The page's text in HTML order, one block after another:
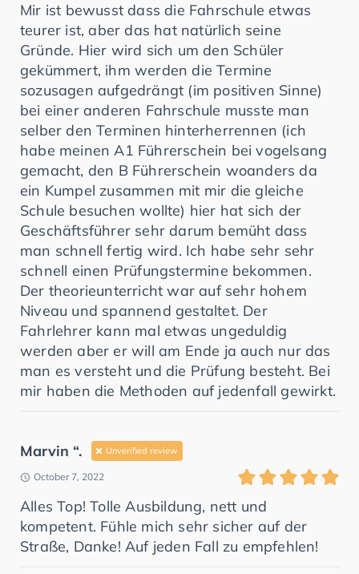
Mir ist bewusst dass die Fahrschule etwas
teurer ist, aber das hat natürlich seine
Gründe. Hier wird sich um den Schüler
gekümmert, ihm werden die Termine
sozusagen aufgedrängt (im positiven Sinne)
bei einer anderen Fahrschule musste man
selber den Terminen hinterherrennen (ich
habe meinen A1 Führerschein bei vogelsang
gemacht, den B Führerschein woanders da
ein Kumpel zusammen mit mir die gleiche
Schule besuchen wollte) hier hat sich der
Geschäftsführer sehr darum bemüht dass
man schnell fertig wird. Ich habe sehr sehr
schnell einen Prüfungstermine bekommen.
Der theorieunterricht war auf sehr hohem
Niveau und spannend gestaltet. Der
Fahrlehrer kann mal etwas ungeduldig
werden aber er will am Ende ja auch nur das
man es versteht und die Prüfung besteht. Bei
mir haben die Methoden auf jedenfall gewirkt.
Marvin “. Unverified review
October 7, 2022
Alles Top! Tolle Ausbildung, nett und
kompetent. Fühle mich sehr sicher auf der
Straße, Danke! Auf jeden Fall zu empfehlen!